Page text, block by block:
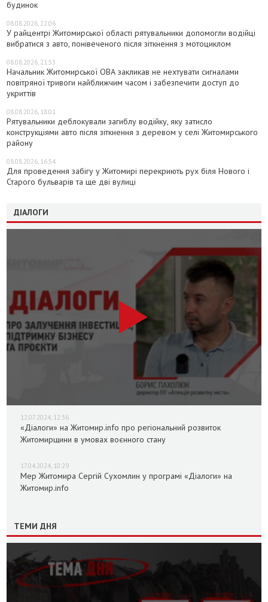
будинок
08.08.2026, 22:06
У райцентрі Житомирської області рятувальники допомогли водійці
вибратися з авто, понівеченого після зіткнення з мотоциклом
08.08.2026, 21:53
Начальник Житомирської ОВА закликав не нехтувати сигналами
повітряної тривоги найближчим часом і забезпечити доступ до
укриттів
08.08.2026, 18:01
Рятувальники деблокували загиблу водійку, яку затисло
конструкціями авто після зіткнення з деревом у селі Житомирського
району
08.08.2026, 16:54
Для проведення забігу у Житомирі перекриють рух біля Нового і
Старого бульварів та ще дві вулиці
ДІАЛОГИ
12.07.2024, 12:36
«Діалоги» на Житомир.info про регіональний розвиток
Житомирщини в умовах воєнного стану
17.04.2024, 10:29
Мер Житомира Сергій Сухомлин у програмі «Діалоги» на
Житомир.info
ТЕМИ ДНЯ